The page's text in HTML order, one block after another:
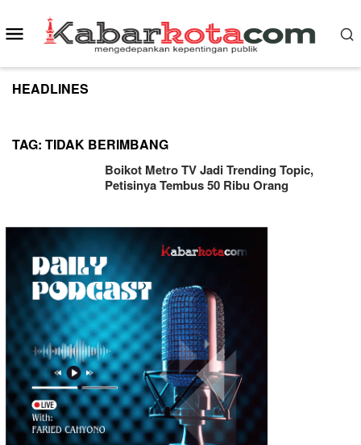
to
content
Mobile
Menu
HEADLINES
TAG: TIDAK BERIMBANG
Boikot Metro TV Jadi Trending Topic,
Petisinya Tembus 50 Ribu Orang